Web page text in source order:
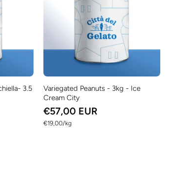
3.5
Variegated Peanuts - 3kg - Ice
Cream City
€57,00 EUR
€19,00/
per kg